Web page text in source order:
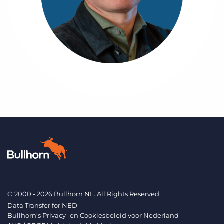
© 2000 - 2026 Bullhorn NL. All Rights Reserved.
Data Transfer for NED
Bullhorn’s Privacy- en Cookiesbeleid voor Nederland